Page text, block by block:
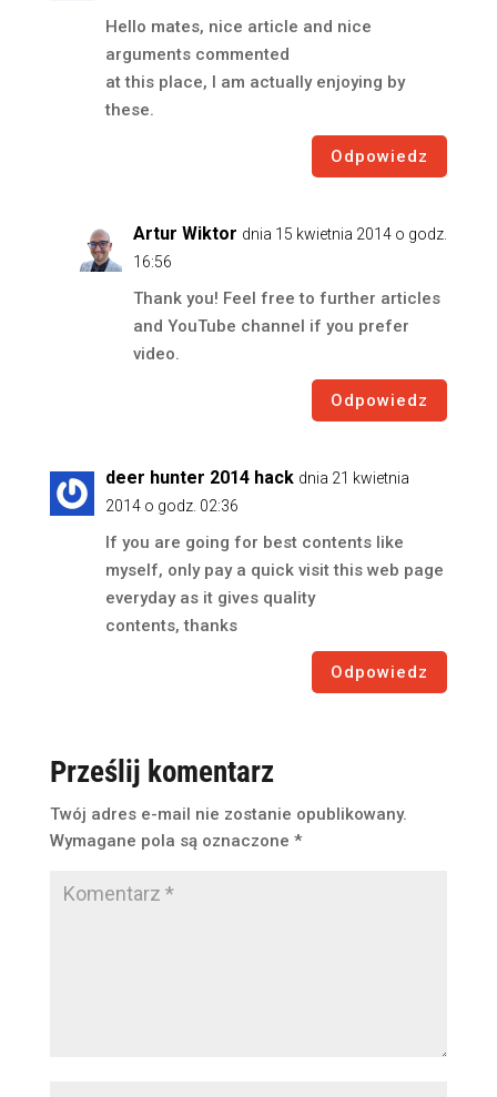
Hello mates, nice article and nice
arguments commented
at this place, I am actually enjoying by
these.
Odpowiedz
Artur Wiktor dnia 15 kwietnia 2014 o godz.
16:56
Thank you! Feel free to further articles
and YouTube channel if you prefer
video.
Odpowiedz
deer hunter 2014 hack dnia 21 kwietnia
2014 o godz. 02:36
If you are going for best contents like
myself, only pay a quick visit this web page
everyday as it gives quality
contents, thanks
Odpowiedz
Prześlij komentarz
Twój adres e-mail nie zostanie opublikowany.
Wymagane pola są oznaczone *